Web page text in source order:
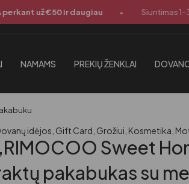
už €50 ir daugiau Siuntimas 1-3
NAMAMS PREKIŲ ŽENKLAI
idėjos Gift Card Grožiui Kosmetika
Sweet
pakabukas su